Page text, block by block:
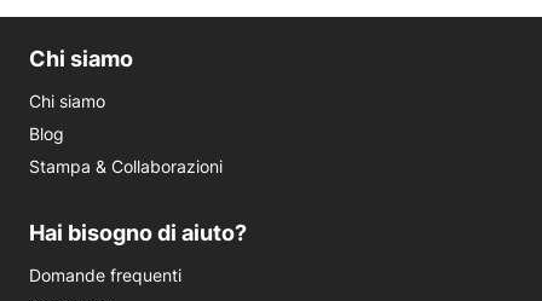
Chi siamo
Chi siamo
Blog
Stampa & Collaborazioni
Hai bisogno di aiuto?
Domande frequenti